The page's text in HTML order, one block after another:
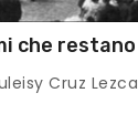
che restano
Cruz